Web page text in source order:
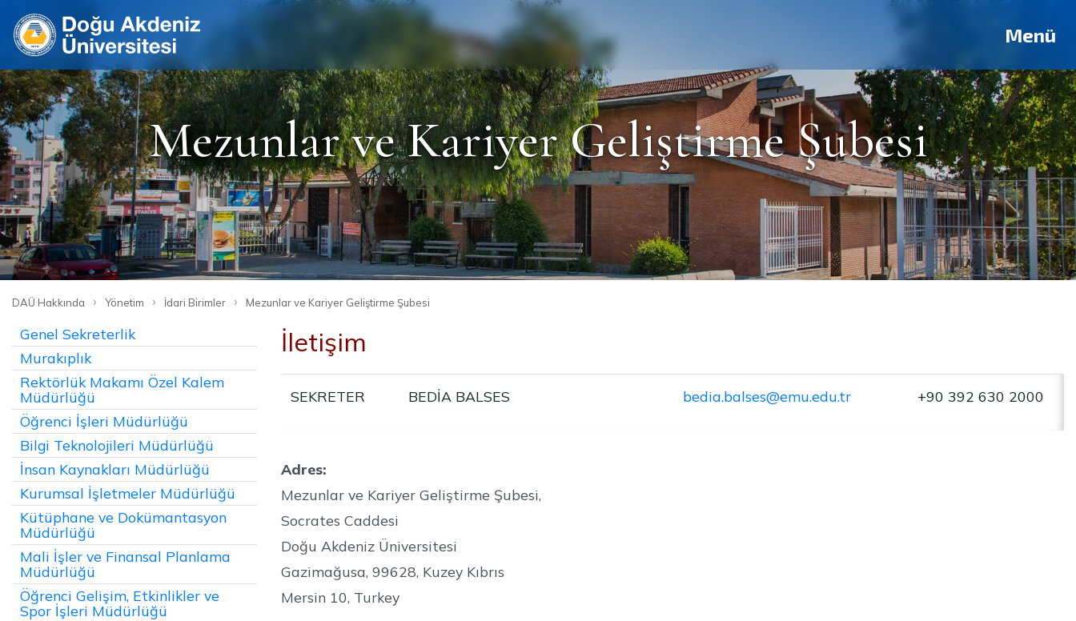
Menü
Mezunlar ve Kariyer Geliştirme Şubesi
DAÜ Hakkında › Yönetim › İdari Birimler › Mezunlar ve Kariyer Geliştirme Şubesi
Genel Sekreterlik
Murakıplık
Rektörlük Makamı Özel Kalem
Müdürlüğü
Öğrenci İşleri Müdürlüğü
Bilgi Teknolojileri Müdürlüğü
İnsan Kaynakları Müdürlüğü
Kurumsal İşletmeler Müdürlüğü
Kütüphane ve Dokümantasyon
Müdürlüğü
Mali İşler ve Finansal Planlama
Müdürlüğü
Öğrenci Gelişim, Etkinlikler ve
Spor İşleri Müdürlüğü
İletişim
SEKRETER BEDİA BALSES bedia.balses@emu.edu.tr +90 392 630 2000
Adres:
Mezunlar ve Kariyer Geliştirme Şubesi,
Socrates Caddesi
Doğu Akdeniz Üniversitesi
Gazimağusa, 99628, Kuzey Kıbrıs
Mersin 10, Turkey